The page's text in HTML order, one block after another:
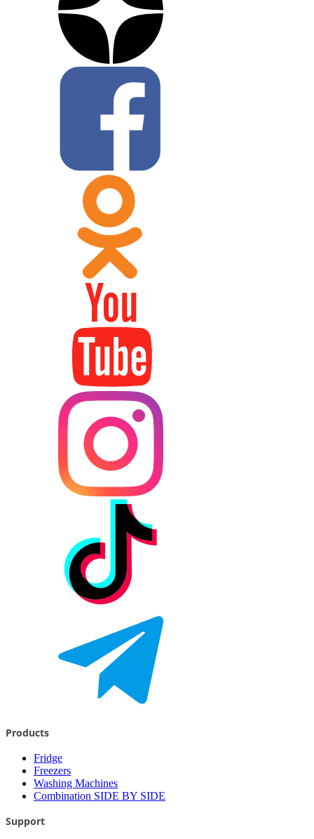
Products
Fridge
Freezers
Washing Machines
Combination SIDE BY SIDE
Support